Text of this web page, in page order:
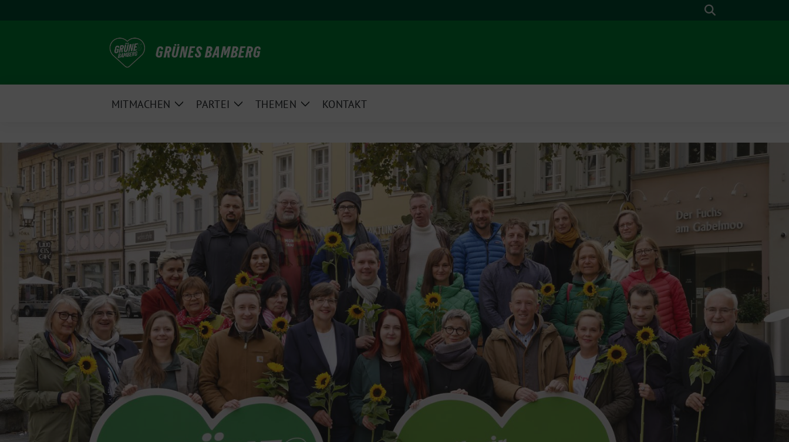
Suche
GRÜNES BAMBERG
MITMACHEN
ZeigePARTEI
ZeigeTHEMEN
ZeigeKONTAKT